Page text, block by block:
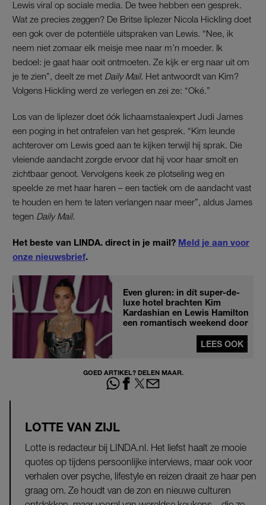
Lewis viral op sociale media. De twee hebben een gesprek.
Wat ze precies zeggen? De Britse liplezer Nicola Hickling doet
een gok over de potentiële uitspraken van Lewis. “Nee, ik
neem niet zomaar elk meisje mee naar m’n moeder. Ik
bedoel: je gaat haar ooit ontmoeten. Ze kijk er erg naar uit om
je te zien”, deelt ze met Daily Mail. Het antwoordt van Kim?
Volgens Hickling werd ze verlegen en zei ze: “Oké.”
Los van de liplezer doet óók lichaamstaalexpert Judi James
een poging in het ontrafelen van het gesprek. “Kim leunde
achterover om Lewis goed aan te kijken terwijl hij sprak. Die
vleiende aandacht zorgde ervoor dat hij voor haar smolt en
zichtbaar genoot. Vervolgens keek ze plotseling weg en
speelde ze met haar haren – een tactiek om de aandacht vast
te houden en hem te laten verlangen naar meer”, aldus James
tegen Daily Mail.
Het beste van LINDA. direct in je mail? Meld je aan voor
onze nieuwsbrief.
Even gluren: in dít super-de-
luxe hotel brachten Kim
Kardashian en Lewis Hamilton
een romantisch weekend door
LEES OOK
GOED ARTIKEL? DELEN MAAR.
LOTTE VAN ZIJL
Lotte is redacteur bij LINDA.nl. Het liefst haalt ze mooie
quotes op tijdens persoonlijke interviews, maar ook voor
verhalen over psyche, lifestyle en reizen draait ze haar pen
graag om. Ze houdt van de zon en nieuwe culturen